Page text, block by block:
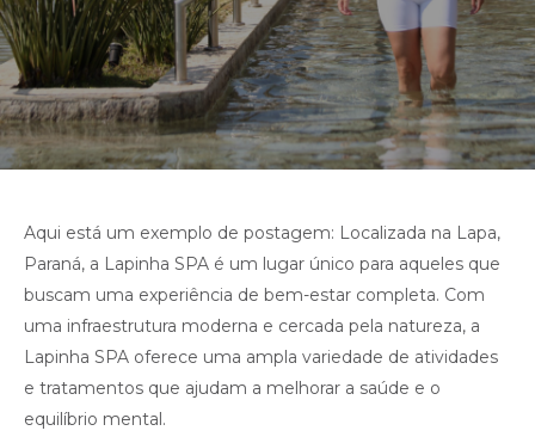
Aqui está um exemplo de postagem: Localizada na Lapa,
Paraná, a Lapinha SPA é um lugar único para aqueles que
buscam uma experiência de bem-estar completa. Com
uma infraestrutura moderna e cercada pela natureza, a
Lapinha SPA oferece uma ampla variedade de atividades
e tratamentos que ajudam a melhorar a saúde e o
equilíbrio mental.